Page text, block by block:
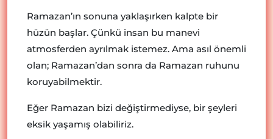
Ramazan’ın sonuna yaklaşırken kalpte bir
hüzün başlar. Çünkü insan bu manevi
atmosferden ayrılmak istemez. Ama asıl önemli
olan; Ramazan’dan sonra da Ramazan ruhunu
koruyabilmektir.
Eğer Ramazan bizi değiştirmediyse, bir şeyleri
eksik yaşamış olabiliriz.